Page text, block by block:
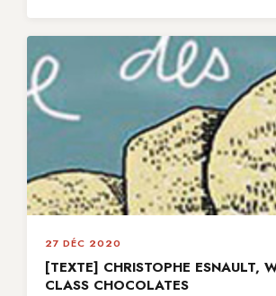
27 DÉC 2020
[TEXTE] CHRISTOPHE ESNAULT,
CLASS CHOCOLATES